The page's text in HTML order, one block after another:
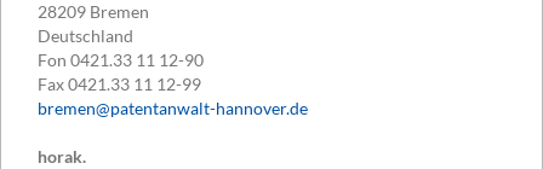
28209 Bremen
Deutschland
Fon 0421.33 11 12-90
Fax0421.33 11 12-99
bremen@patentanwalt-hannover.de
horak.